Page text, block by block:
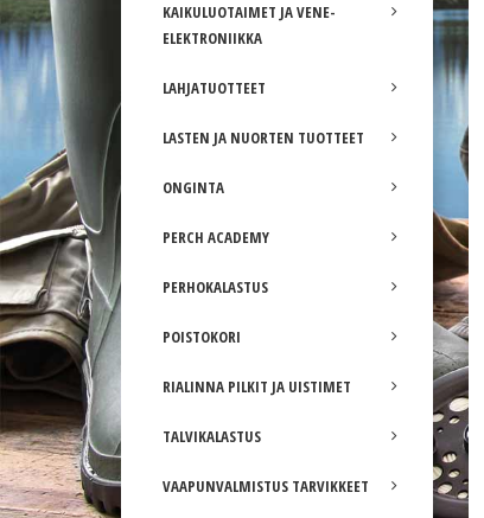
KAIKULUOTAIMET JA VENE-
ELEKTRONIIKKA
LAHJATUOTTEET
LASTEN JA NUORTEN TUOTTEET
ONGINTA
PERCH ACADEMY
PERHOKALASTUS
POISTOKORI
RIALINNA PILKIT JA UISTIMET
TALVIKALASTUS
VAAPUNVALMISTUS TARVIKKEET